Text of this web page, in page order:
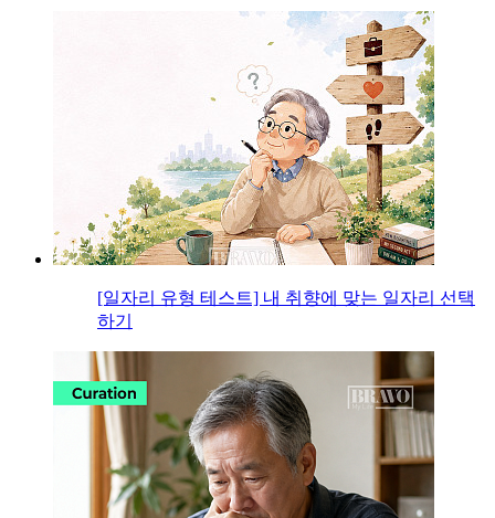
[일자리 유형 테스트] 내 취향에 맞는 일자리 선택
하기